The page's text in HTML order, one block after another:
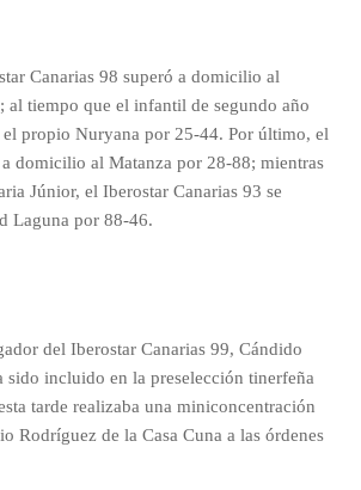
Canarias 98 superó a domicilio al
al tiempo que el infantil de segundo año
el propio Nuryana por 25-44. Por último, el
domicilio al Matanza por 28-88; mientras
Júnior, el Iberostar Canarias 93 se
Laguna por 88-46.
del Iberostar Canarias 99, Cándido
sido incluido en la preselección tinerfeña
tarde realizaba una miniconcentración
Rodríguez de la Casa Cuna a las órdenes